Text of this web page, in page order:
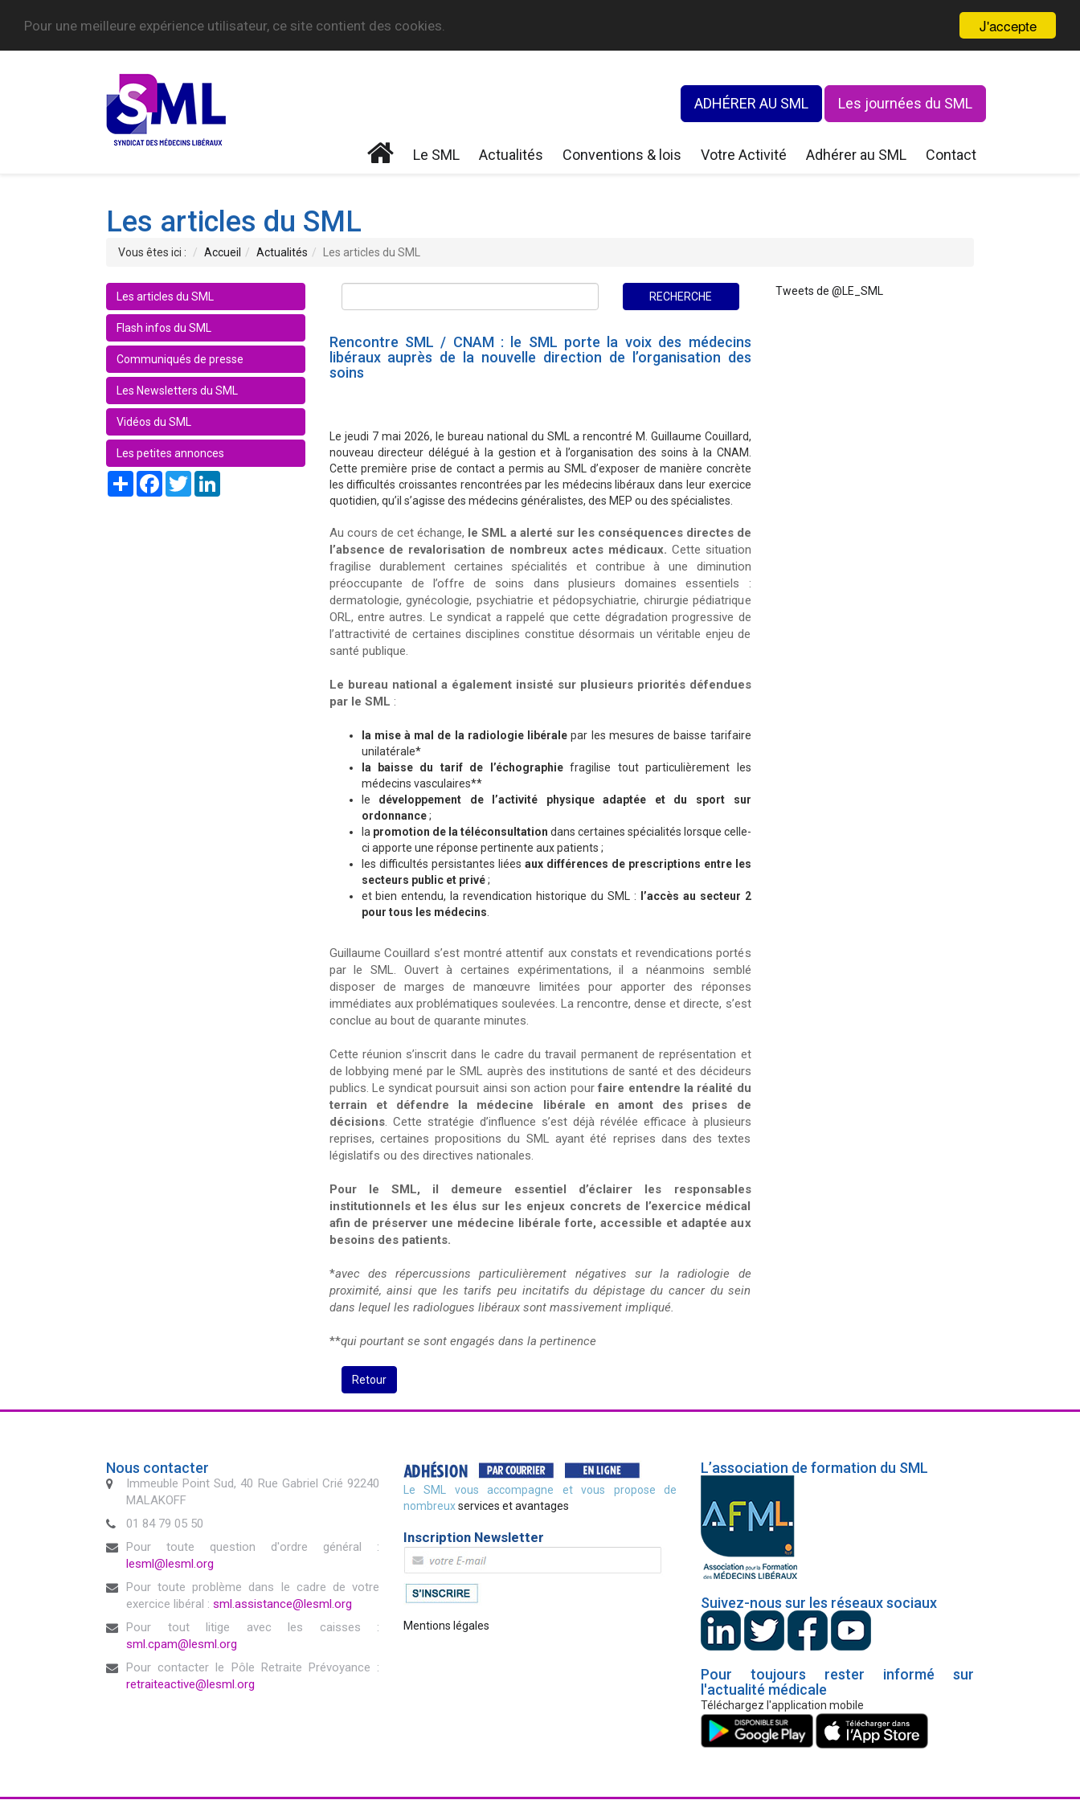
J'accepte
Pour une meilleure expérience utilisateur, ce site contient des cookies.
ADHÉRER AU SML Les journées du SML
Le SML Actualités Conventions & lois Votre Activité Adhérer au SML Contact
Les articles du SML
Vous êtes ici : Accueil Actualités Les articles du SML
Les articles du SML
Flash infos du SML
Communiqués de presse
Les Newsletters du SML
Vidéos du SML
Les petites annonces
Share FacebookTwitter
Rencontre SML / CNAM : le SML porte la voix des médecins
libéraux auprès de la nouvelle direction de l’organisation des
soins
Le jeudi 7 mai 2026, le bureau national du SML a rencontré M. Guillaume Couillard,
nouveau directeur délégué à la gestion et à l’organisation des soins à la CNAM.
Cette première prise de contact a permis au SML d’exposer de manière concrète
les difficultés croissantes rencontrées par les médecins libéraux dans leur exercice
quotidien, qu’il s’agisse des médecins généralistes, des MEP ou des spécialistes.
Au cours de cet échange, le SML a alerté sur les conséquences directes de
l’absence de revalorisation de nombreux actes médicaux. Cette situation
fragilise durablement certaines spécialités et contribue à une diminution
préoccupante de l’offre de soins dans plusieurs domaines essentiels :
dermatologie, gynécologie, psychiatrie et pédopsychiatrie, chirurgie pédiatrique
ORL, entre autres. Le syndicat a rappelé que cette dégradation progressive de
l’attractivité de certaines disciplines constitue désormais un véritable enjeu de
santé publique.
Le bureau national a également insisté sur plusieurs priorités défendues
par le SML :
la mise à mal de la radiologie libérale par les mesures de baisse tarifaire
unilatérale*
la baisse du tarif de l’échographiefragilise tout particulièrement les
médecins vasculaires**
le développement de l’activité physique adaptée et du sport sur
ordonnance;
la promotion de la téléconsultation dans certaines spécialités lorsque celle-
ci apporte une réponse pertinente aux patients ;
les difficultés persistantes liées aux différences de prescriptions entre les
secteurs public et privé;
et bien entendu, la revendication historique du SML :
l’accès au secteur 2
pour tous les médecins
Guillaume Couillard s’est montré attentif aux constats et revendications portés
par le SML. Ouvert à certaines expérimentations, il a néanmoins semblé
disposer de marges de manœuvre limitées pour apporter des réponses
immédiates aux problématiques soulevées. La rencontre, dense et directe, s’est
conclue au bout de quarante minutes.
Cette réunion s’inscrit dans le cadre du travail permanent de représentation et
de lobbying mené par le SML auprès des institutions de santé et des décideurs
publics. Le syndicat poursuit ainsi son action pourfaire entendre la réalité du
terrain et défendre la médecine libérale en amont des prises de
décisions. Cette stratégie d’influence s’est déjà révélée efficace à plusieurs
reprises, certaines propositions du SML ayant été reprises dans des textes
législatifs ou des directives nationales.
Pour le SML, il demeure essentiel d’éclairer les responsables
institutionnels et les élus sur les enjeux concrets de l’exercice médical
afin de préserver une médecine libérale forte, accessible et adaptée aux
besoins des patients.
*avec des répercussions particulièrement négatives sur la radiologie de
proximité, ainsi que les tarifs peu incitatifs du dépistage du cancer du sein
dans lequel les radiologues libéraux sont massivement impliqué.
**qui pourtant se sont engagés dans la pertinence
Retour
Tweets de @LE_SML
Nous contacter
Immeuble Point Sud, 40 Rue Gabriel Crié 92240
MALAKOFF
01 84 79 05 50
Pour toute question d'ordre général :
lesml@lesml.org
Pour toute problème dans le cadre de votre
exercice libéral : sml.assistance@lesml.org
Pour tout litige avec les caisses :
sml.cpam@lesml.org
Pour contacter le Pôle Retraite Prévoyance :
retraiteactive@lesml.org
Le SML vous accompagne et vous propose de
nombreuxservices et avantages
Inscription Newsletter
Mentions légales
L’association de formation du SML
Suivez-nous sur les réseaux sociaux
Pour toujours rester informé sur
l'actualité médicale
Téléchargez l'application mobile